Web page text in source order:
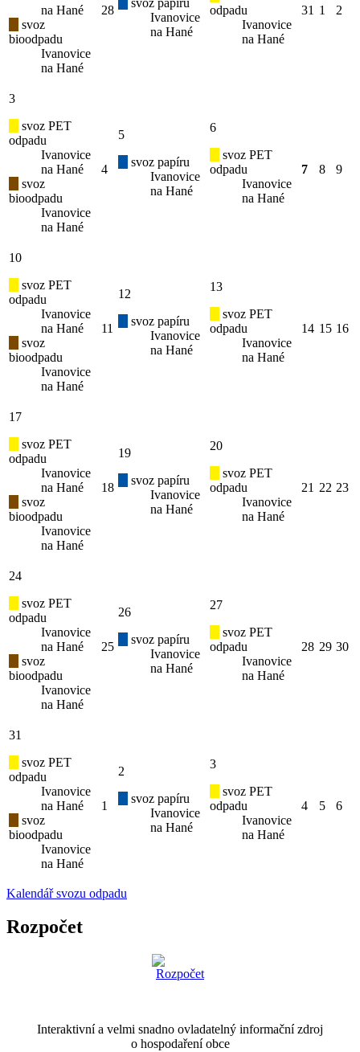
na Hané
svoz
bioodpadu
Ivanovice
na Hané
28
Ivanovice
na Hané
odpadu
Ivanovice
na Hané
31 1 2
3
svoz PET
odpadu
Ivanovice
na Hané
svoz
bioodpadu
Ivanovice
na Hané
4
5
svoz papíru
Ivanovice
na Hané
6
svoz PET
odpadu
Ivanovice
na Hané
7 8 9
10
svoz PET
odpadu
Ivanovice
na Hané
svoz
bioodpadu
Ivanovice
na Hané
11
12
svoz papíru
Ivanovice
na Hané
13
svoz PET
odpadu
Ivanovice
na Hané
14 15 16
17
svoz PET
odpadu
Ivanovice
na Hané
svoz
bioodpadu
Ivanovice
na Hané
18
19
svoz papíru
Ivanovice
na Hané
20
svoz PET
odpadu
Ivanovice
na Hané
21 22 23
24
svoz PET
odpadu
Ivanovice
na Hané
svoz
bioodpadu
Ivanovice
na Hané
25
26
svoz papíru
Ivanovice
na Hané
27
svoz PET
odpadu
Ivanovice
na Hané
28 29 30
31
svoz PET
odpadu
Ivanovice
na Hané
svoz
bioodpadu
Ivanovice
na Hané
1
2
svoz papíru
Ivanovice
na Hané
3
svoz PET
odpadu
Ivanovice
na Hané
4 5 6
Kalendář svozu odpadu
Rozpočet
Interaktivní a velmi snadno ovladatelný informační zdroj
o hospodaření obce